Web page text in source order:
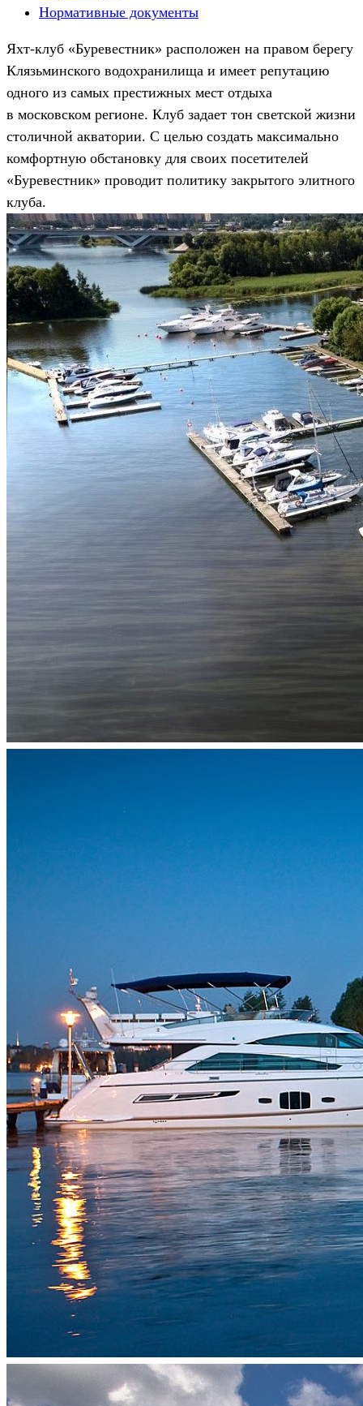
Нормативные документы
Яхт-клуб «Буревестник» расположен на правом берегу
Клязьминского водохранилища и имеет репутацию
одного из самых престижных мест отдыха
в московском регионе. Клуб задает тон светской жизни
столичной акватории. С целью создать максимально
комфортную обстановку для своих посетителей
«Буревестник» проводит политику закрытого элитного
клуба.